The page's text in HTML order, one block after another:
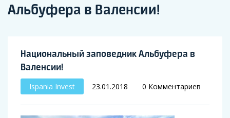
Альбуфера в Валенсии!
Национальный заповедник Альбуфера в
Валенсии!
Ispania Invest 23.01.2018 0 Комментариев